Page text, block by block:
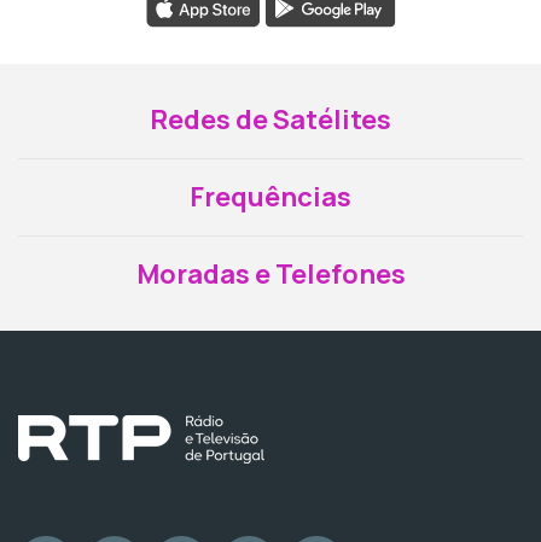
Redes de Satélites
Frequências
Moradas e Telefones